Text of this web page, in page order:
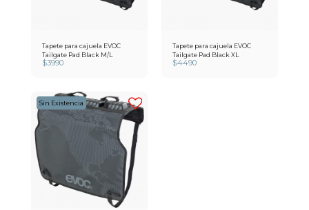
Tapete para cajuela EVOC
Tailgate Pad Black M/L
$3990
Tapete para cajuela EVOC
Tailgate Pad Black XL
$4490
Sin Existencia